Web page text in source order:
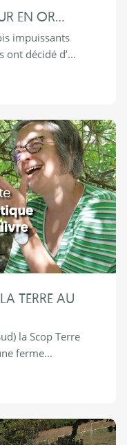
EN OR…
impuissants
ont décidé d’...
TERRE AU
la Scop Terre
ferme...